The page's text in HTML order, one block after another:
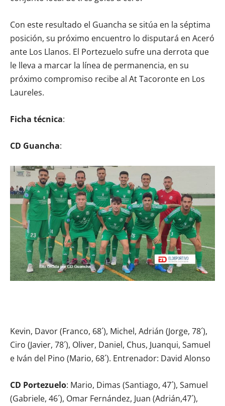
Con este resultado el Guancha se sitúa en la séptima
posición, su próximo encuentro lo disputará en Aceró
ante Los Llanos. El Portezuelo sufre una derrota que
le lleva a marcar la línea de permanencia, en su
próximo compromiso recibe al At Tacoronte en Los
Laureles.
Ficha técnica:
CD Guancha:
Kevin, Davor (Franco, 68´), Michel, Adrián (Jorge, 78´),
Ciro (Javier, 78´), Oliver, Daniel, Chus, Juanqui, Samuel
e Iván del Pino (Mario, 68´). Entrenador: David Alonso
CD Portezuelo: Mario, Dimas (Santiago, 47´), Samuel
(Gabriele, 46´), Omar Fernández, Juan (Adrián,47´),